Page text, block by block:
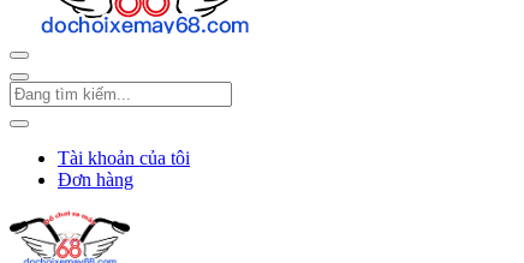
Tài khoản của tôi
Đơn hàng